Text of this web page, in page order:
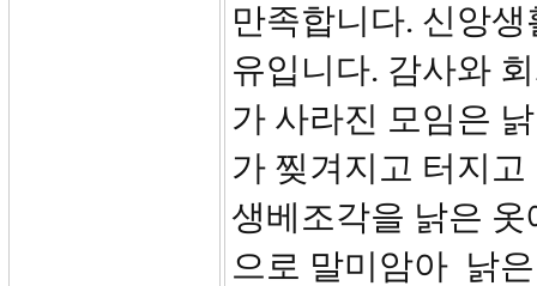
만족합니다. 신앙
유입니다. 감사와
가 사라진 모임은
가 찢겨지고 터지고
생베조각을 낡은
으로 말미암아 낡